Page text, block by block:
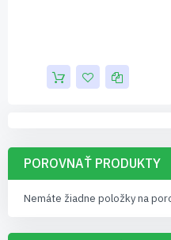
POROVNAŤ PRODUKTY
Nemáte žiadne položky na